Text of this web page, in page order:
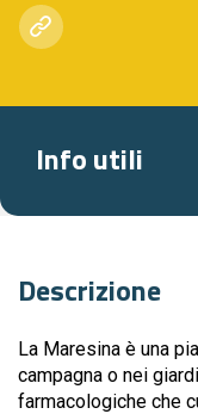
Descrizione
La Maresina è una
campagna o nei
farmacologiche che
Info utili